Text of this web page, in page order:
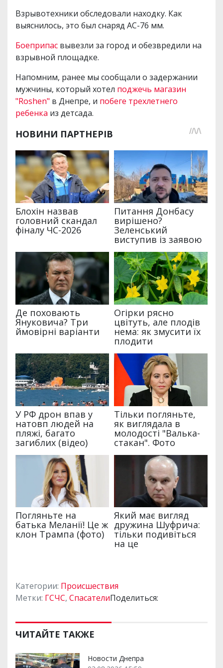
Взрывотехники обследовали находку. Как
выяснилось, это был снаряд АС-76 мм.
Боеприпас вывезли за город и обезвредили на
взрывной площадке.
Напомним, ранее мы сообщали о задержании
мужчины, который хотел поджечь магазин
"Roshen" в Днепре, и побеге трехлетнего
ребенка из детсада.
Категории: Происшествия
Метки: ГСЧС, СпасателиПоделиться:
ЧИТАЙТЕ ТАКЖЕ
Новости Днепра